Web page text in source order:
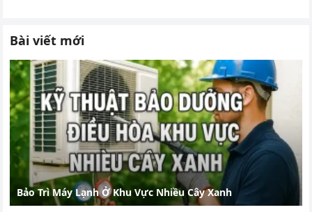
Bài viết mới
Bảo Trì Máy Lạnh Ở Khu Vực Nhiều Cây Xanh